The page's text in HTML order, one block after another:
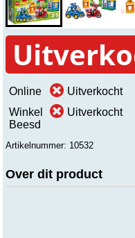
Online
Uitverkocht
Winkel
Beesd
Uitverkocht
Artikelnummer: 10532
Over dit product